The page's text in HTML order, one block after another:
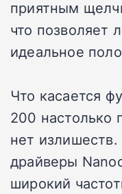
приятным
что позволяет
идеальное
Что касается
200 настолько
нет
драйверы
широкий